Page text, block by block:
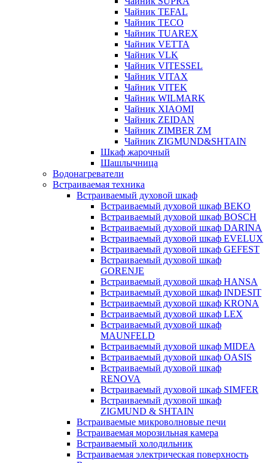
Чайник TEFAL
Чайник TECO
Чайник TUAREX
Чайник VETTA
Чайник VLK
Чайник VITESSEL
Чайник VITAX
Чайник VITEK
Чайник WILMARK
Чайник XIAOMI
Чайник ZEIDAN
Чайник ZIMBER ZM
Чайник ZIGMUND&SHTAIN
Шкаф жарочный
Шашлычница
Водонагреватели
Встраиваемая техника
Встраиваемый духовой шкаф
Встраиваемый духовой шкаф BEKO
Встраиваемый духовой шкаф BOSCH
Встраиваемый духовой шкаф DARINA
Встраиваемый духовой шкаф EVELUX
Встраиваемый духовой шкаф GEFEST
Встраиваемый духовой шкаф
GORENJE
Встраиваемый духовой шкаф HANSA
Встраиваемый духовой шкаф INDESIT
Встраиваемый духовой шкаф KRONA
Встраиваемый духовой шкаф LEX
Встраиваемый духовой шкаф
MAUNFELD
Встраиваемый духовой шкаф MIDEA
Встраиваемый духовой шкаф OASIS
Встраиваемый духовой шкаф
RENOVA
Встраиваемый духовой шкаф SIMFER
Встраиваемый духовой шкаф
ZIGMUND & SHTAIN
Встраиваемые микроволновые печи
Встраиваемая морозильная камера
Встраиваемый холодильник
Встраиваемая электрическая поверхность